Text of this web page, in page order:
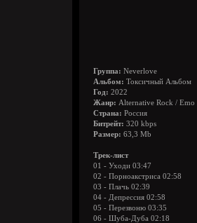
Группа: Neverlove
Альбом: Токсичный Альбом
Год: 2022
Жанр: Alternative Rock / Emo
Страна: Россия
Битрейт: 320 kbps
Размер: 63,3 Mb
Трек-лист
01 - Уходи 03:47
02 - Порноакстриса 02:58
03 - Плачь 02:39
04 - Депрессия 02:58
05 - Перезвоню 03:35
06 - Шуба-Дуба 02:18